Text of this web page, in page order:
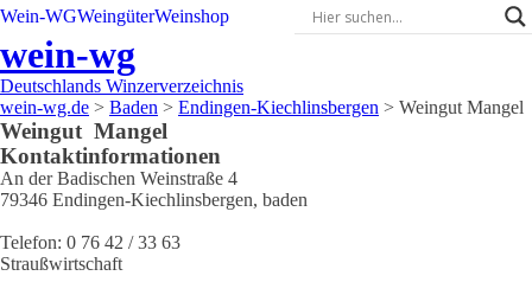
Wein-WGWeingüterWeinshop
wein-wg
Deutschlands Winzerverzeichnis
wein-wg.de > Baden > Endingen-Kiechlinsbergen > Weingut Mangel
Weingut Mangel
Kontaktinformationen
An der Badischen Weinstraße 4
79346 Endingen-Kiechlinsbergen, baden
Telefon: 0 76 42 / 33 63
Straußwirtschaft